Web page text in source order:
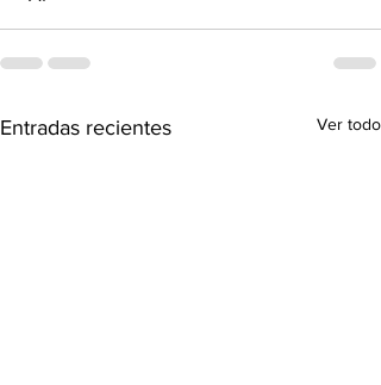
Entradas recientes Ver todo